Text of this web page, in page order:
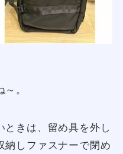
。
ときは、留め具を外し
納しファスナーで閉め